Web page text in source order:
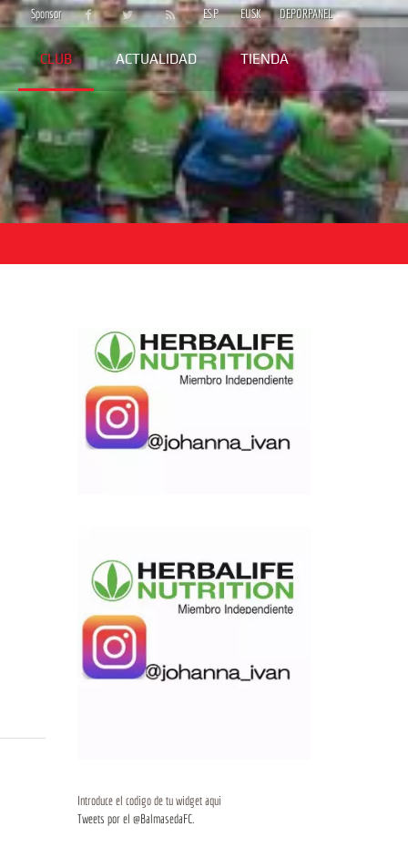
Sponsor ESP EUSK DEPORPANEL
CLUB ACTUALIDAD TIENDA
Introduce el codigo de tu widget aqui
Tweets por el @BalmasedaFC.